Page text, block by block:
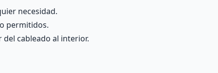
necesidad.
permitidos.
cableado al interior.